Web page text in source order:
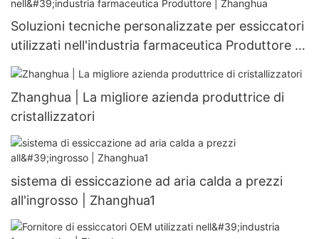
Soluzioni tecniche personalizzate per essiccatori
utilizzati nell'industria farmaceutica Produttore |
Zhanghua
Zhanghua | La migliore azienda produttrice di
cristallizzatori
sistema di essiccazione ad aria calda a prezzi
all'ingrosso | Zhanghua1